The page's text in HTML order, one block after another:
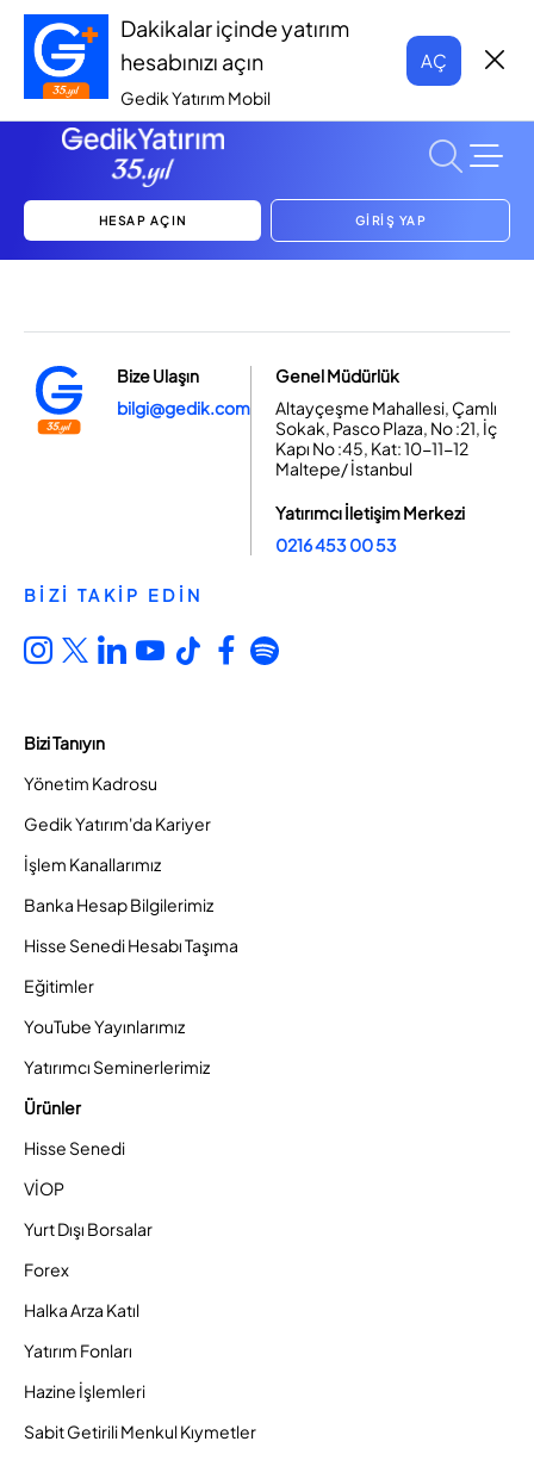
Dakikalar içinde yatırım
hesabınızı açın
Gedik Yatırım Mobil
AÇ
HESAP AÇIN GİRİŞ YAP
Bize Ulaşın
bilgi@gedik.com
Genel Müdürlük
Altayçeşme Mahallesi, Çamlı
Sokak, Pasco Plaza, No :21, İç
Kapı No :45, Kat: 10-11-12
Maltepe/ İstanbul
Yatırımcı İletişim Merkezi
0216 453 00 53
BİZİ TAKİP EDİN
Bizi Tanıyın
Yönetim Kadrosu
Gedik Yatırım'da Kariyer
İşlem Kanallarımız
Banka Hesap Bilgilerimiz
Hisse Senedi Hesabı Taşıma
Eğitimler
YouTube Yayınlarımız
Yatırımcı Seminerlerimiz
Ürünler
Hisse Senedi
VİOP
Yurt Dışı Borsalar
Forex
Halka Arza Katıl
Yatırım Fonları
Hazine İşlemleri
Sabit Getirili Menkul Kıymetler